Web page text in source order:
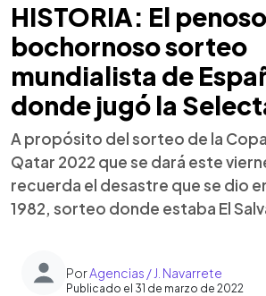
HISTORIA: El
bochornoso sorteo
mundialista de
donde jugó la
A propósito del sorteo de la
Qatar 2022 que se dará este
recuerda el desastre que se dio
1982, sorteo donde estaba El
PorAgencias / J. Navarrete
Publicado el 31 de marzo de 2022